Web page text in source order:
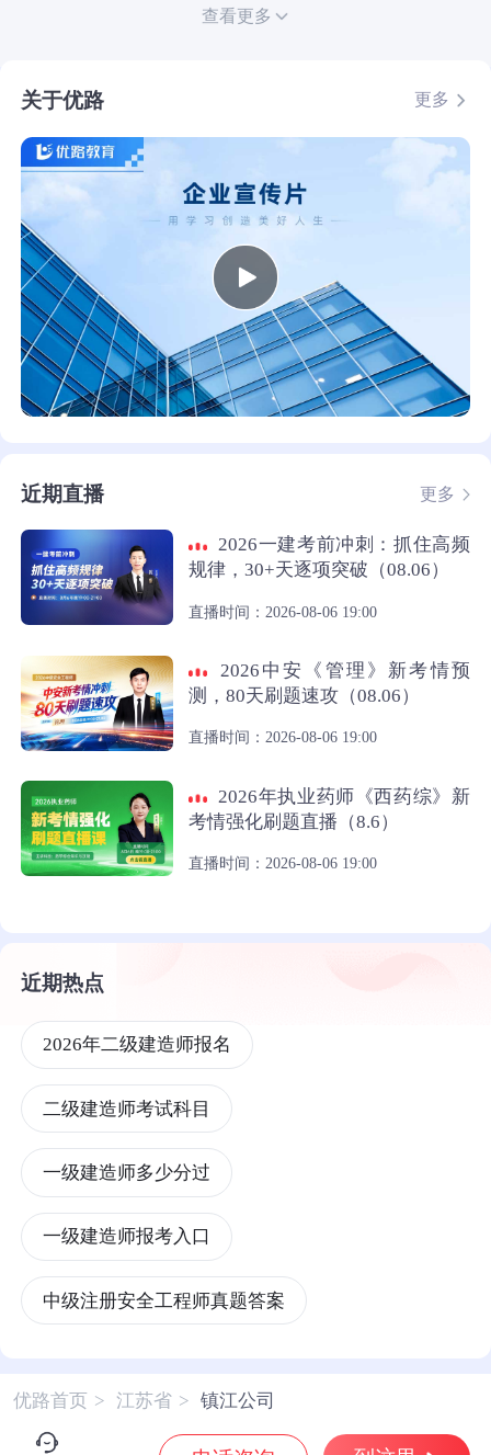
查看更多
关于优路 更多
近期直播 更多
2026一建考前冲刺：抓住高频
规律，30+天逐项突破（08.06）
直播时间：2026-08-06 19:00
2026中安《管理》新考情预
测，80天刷题速攻（08.06）
直播时间：2026-08-06 19:00
2026年执业药师《西药综》新
考情强化刷题直播（8.6）
直播时间：2026-08-06 19:00
近期热点
2026年二级建造师报名
二级建造师考试科目
一级建造师多少分过
一级建造师报考入口
中级注册安全工程师真题答案
一级造价工程师报考条件
优路首页 > 江苏省 > 镇江公司